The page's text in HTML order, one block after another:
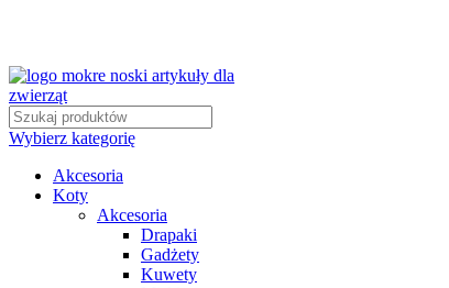
Wybierz kategorię
Akcesoria
Koty
Akcesoria
Drapaki
Gadżety
Kuwety